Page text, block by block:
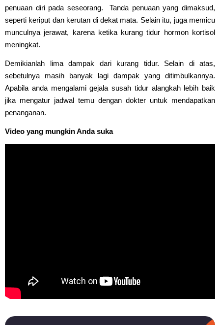
penuaan diri pada seseorang. Tanda penuaan yang dimaksud,
seperti keriput dan kerutan di dekat mata. Selain itu, juga memicu
munculnya jerawat, karena ketika kurang tidur hormon kortisol
meningkat.
Demikianlah lima dampak dari kurang tidur. Selain di atas,
sebetulnya masih banyak lagi dampak yang ditimbulkannya.
Apabila anda mengalami gejala susah tidur alangkah lebih baik
jika mengatur jadwal temu dengan dokter untuk mendapatkan
penanganan.
Video yang mungkin Anda suka